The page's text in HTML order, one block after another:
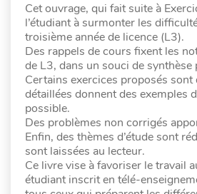
Cet ouvrage, qui fait suite à
l’étudiant à surmonter les
troisième année de licence (L3).
Des rappels de cours fixent les
de L3, dans un souci de
Certains exercices proposés
détaillées donnent des exemples
possible.
Des problèmes non corrigés
Enfin, des thèmes d’étude sont
sont laissées au lecteur.
Ce livre vise à favoriser le travail
étudiant inscrit en télé-